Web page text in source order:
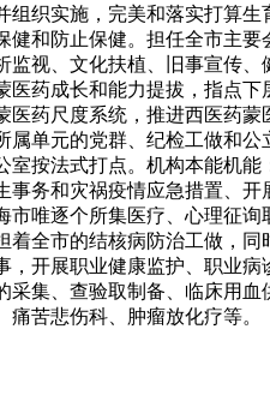
组织实施，完美和落实打算
健和防止保健。担任全市主
视、文化扶植、旧事宣传
医药成长和能力提拔，指点
医药尺度系统，推进西医药
属单元的党群、纪检工做和
室按法式打点。机构本能机
事务和灾祸疫情应急措置、
市唯逐个所集医疗、心理征
着全市的结核病防治工做，
，开展职业健康监护、职业
采集、查验取制备、临床用
苦悲伤科、肿瘤放化疗等。